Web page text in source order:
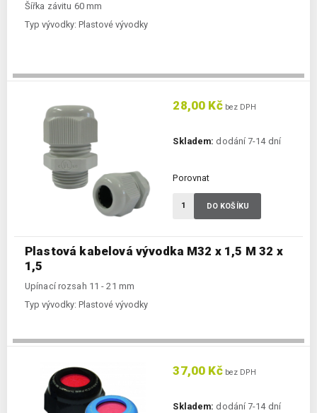
Šířka závitu 60 mm
Typ vývodky: Plastové vývodky
Plastová kabelová vývodka M32 x 1,5 M 32 x
1,5
Upínací rozsah 11 - 21 mm
Typ vývodky: Plastové vývodky
28,00 Kčbez DPH
Skladem: dodání 7-14 dní
Porovnat
DO KOŠÍKU
37,00 Kčbez DPH
Skladem: dodání 7-14 dní